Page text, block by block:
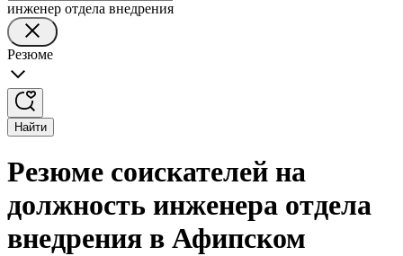
инженер отдела внедрения
Резюме
Найти
Резюме соискателей на
должность инженера отдела
внедрения в Афипском